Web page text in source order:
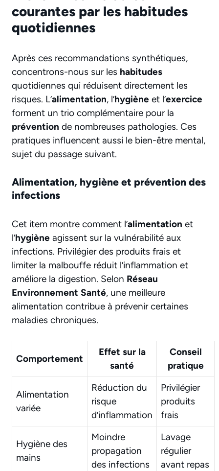
courantes par les habitudes
quotidiennes
Après ces recommandations synthétiques,
concentrons-nous sur les habitudes
quotidiennes qui réduisent directement les
risques. L’alimentation, l’hygiène et l’exercice
forment un trio complémentaire pour la
prévention de nombreuses pathologies. Ces
pratiques influencent aussi le bien-être mental,
sujet du passage suivant.
Alimentation, hygiène et prévention des
infections
Cet item montre comment l’alimentation et
l’hygiène agissent sur la vulnérabilité aux
infections. Privilégier des produits frais et
limiter la malbouffe réduit l’inflammation et
améliore la digestion. Selon Réseau
Environnement Santé, une meilleure
alimentation contribue à prévenir certaines
maladies chroniques.
Comportement
Effet sur la
santé
Conseil
pratique
Alimentation
variée
Réduction du
risque
d’inflammation
Privilégier
produits
frais
Hygiène des
mains
Moindre
propagation
des infections
Lavage
régulier
avant repas